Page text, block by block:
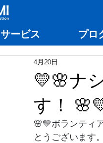
サービス プロ
💛🌸ナ
す！
4月20日
🌸💛ボランティ
とうございます。